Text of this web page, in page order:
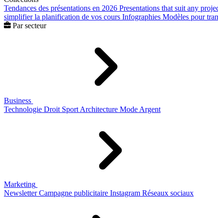
Tendances des présentations en 2026 Presentations that suit any
simplifier la planification de vos cours Infographies Modèles pour
Par secteur
Business
Technologie Droit Sport Architecture Mode Argent
Marketing
Newsletter Campagne publicitaire Instagram Réseaux sociaux